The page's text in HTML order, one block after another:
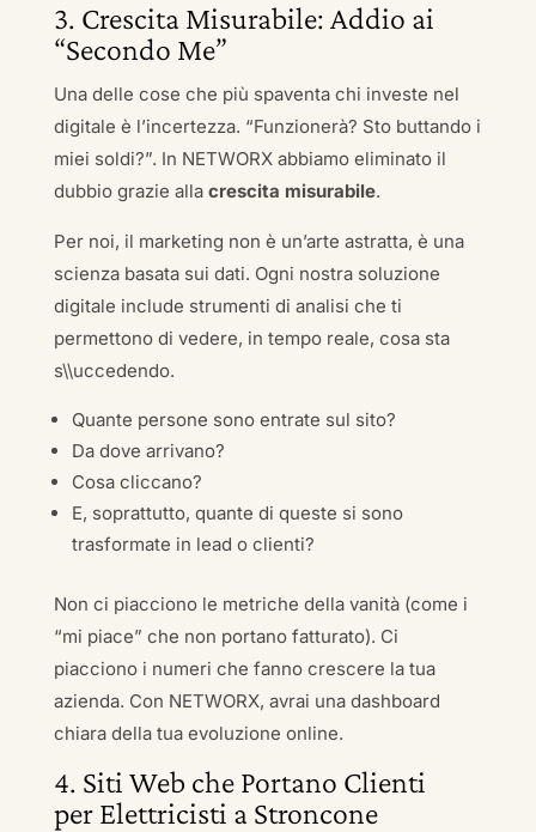
3. Crescita Misurabile: Addio ai
“Secondo Me”
Una delle cose che più spaventa chi investe nel
digitale è l’incertezza. “Funzionerà? Sto buttando i
miei soldi?”. In NETWORX abbiamo eliminato il
dubbio grazie alla crescita misurabile.
Per noi, il marketing non è un’arte astratta, è una
scienza basata sui dati. Ogni nostra soluzione
digitale include strumenti di analisi che ti
permettono di vedere, in tempo reale, cosa sta
s\\uccedendo.
Quante persone sono entrate sul sito?
Da dove arrivano?
Cosa cliccano?
E, soprattutto, quante di queste si sono
trasformate in lead o clienti?
Non ci piacciono le metriche della vanità (come i
“mi piace” che non portano fatturato). Ci
piacciono i numeri che fanno crescere la tua
azienda. Con NETWORX, avrai una dashboard
chiara della tua evoluzione online.
4. Siti Web che Portano Clienti
per Elettricisti a Stroncone